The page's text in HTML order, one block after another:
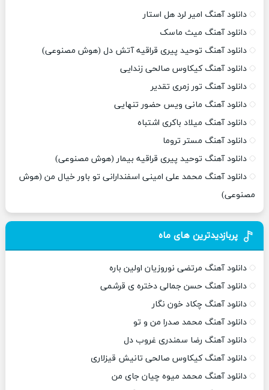
دانلود آهنگ امیر لرد هل استار
دانلود آهنگ میث ماسک
دانلود آهنگ توحید پیری قراقیه آتش دل (هوش مصنوعی)
دانلود آهنگ کیکاوس صالحی زندایی
دانلود آهنگ تور زمری تقدیر
دانلود آهنگ مانی ویس حضور تنهایی
دانلود آهنگ میلاد باکری اشتباه
دانلود آهنگ مستر تروما
دانلود آهنگ توحید پیری قراقیه بیمار (هوش مصنوعی)
دانلود آهنگ محمد علی امینی اسفندارانی تو باور خیال من (هوش
مصنوعی)
پربازدیدترین های ماه
دانلود آهنگ مرتضی نوروزیان اولین باره
دانلود آهنگ حسن جمالی دختره ی قرشمی
دانلود آهنگ چکاد خون نگار
دانلود آهنگ محمد صدرا من و تو
دانلود آهنگ رضا سمندری غروب دل
دانلود آهنگ کیکاوس صالحی تانیش قیزلاری
دانلود آهنگ محمد میوه چیان جای من